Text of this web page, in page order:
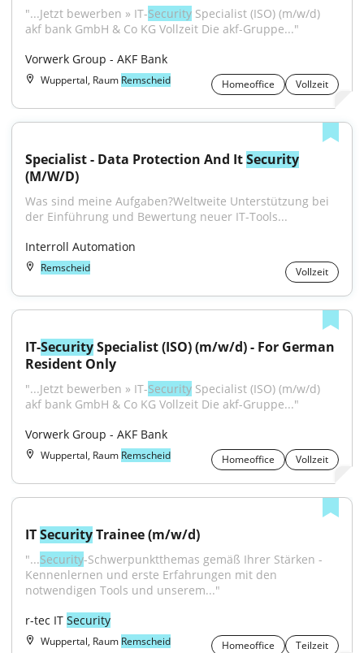
"...Jetzt bewerben » IT-Security Specialist (ISO) (m/w/d)
akf bank GmbH & Co KG Vollzeit Die akf-Gruppe..."
Vorwerk Group - AKF Bank
Wuppertal, Raum Remscheid Homeoffice Vollzeit
Specialist - Data Protection And It Security
(M/W/D)
Was sind meine Aufgaben?Weltweite Unterstützung bei
der Einführung und Bewertung neuer IT-Tools...
Interroll Automation
Remscheid Vollzeit
IT-Security Specialist (ISO) (m/w/d) - For German
Resident Only
"...Jetzt bewerben » IT-Security Specialist (ISO) (m/w/d)
akf bank GmbH & Co KG Vollzeit Die akf-Gruppe..."
Vorwerk Group - AKF Bank
Wuppertal, Raum Remscheid Homeoffice Vollzeit
IT Security Trainee (m/w/d)
"...Security-Schwerpunktthemas gemäß Ihrer Stärken -
Kennenlernen und erste Erfahrungen mit den
notwendigen Tools und unserem..."
r-tec IT Security
Wuppertal, Raum Remscheid Homeoffice Teilzeit